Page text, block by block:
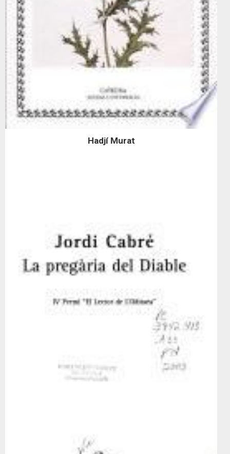
Hadjí Murat